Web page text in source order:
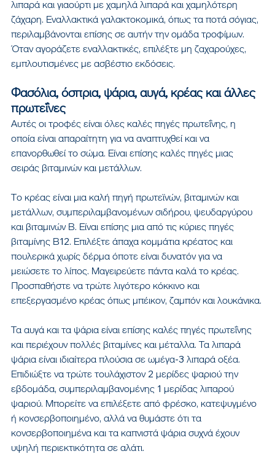
λιπαρά και γιαούρτι με χαμηλά λιπαρά και χαμηλότερη
ζάχαρη. Εναλλακτικά γαλακτοκομικά, όπως τα ποτά σόγιας,
περιλαμβάνονται επίσης σε αυτήν την ομάδα τροφίμων.
Όταν αγοράζετε εναλλακτικές, επιλέξτε μη ζαχαρούχες,
εμπλουτισμένες με ασβέστιο εκδόσεις.
Φασόλια, όσπρια, ψάρια, αυγά, κρέας και άλλες
πρωτεΐνες
Αυτές οι τροφές είναι όλες καλές πηγές πρωτεΐνης, η
οποία είναι απαραίτητη για να αναπτυχθεί και να
επανορθωθεί το σώμα. Είναι επίσης καλές πηγές μιας
σειράς βιταμινών και μετάλλων.
Το κρέας είναι μια καλή πηγή πρωτεϊνών, βιταμινών και
μετάλλων, συμπεριλαμβανομένων σιδήρου, ψευδαργύρου
και βιταμινών Β. Είναι επίσης μια από τις κύριες πηγές
βιταμίνης Β12. Επιλέξτε άπαχα κομμάτια κρέατος και
πουλερικά χωρίς δέρμα όποτε είναι δυνατόν για να
μειώσετε το λίπος. Μαγειρεύετε πάντα καλά το κρέας.
Προσπαθήστε να τρώτε λιγότερο κόκκινο και
επεξεργασμένο κρέας όπως μπέικον, ζαμπόν και λουκάνικα.
Τα αυγά και τα ψάρια είναι επίσης καλές πηγές πρωτεΐνης
και περιέχουν πολλές βιταμίνες και μέταλλα. Τα λιπαρά
ψάρια είναι ιδιαίτερα πλούσια σε ωμέγα-3 λιπαρά οξέα.
Επιδιώξτε να τρώτε τουλάχιστον 2 μερίδες ψαριού την
εβδομάδα, συμπεριλαμβανομένης 1 μερίδας λιπαρού
ψαριού. Μπορείτε να επιλέξετε από φρέσκο, κατεψυγμένο
ή κονσερβοποιημένο, αλλά να θυμάστε ότι τα
κονσερβοποιημένα και τα καπνιστά ψάρια συχνά έχουν
υψηλή περιεκτικότητα σε αλάτι.